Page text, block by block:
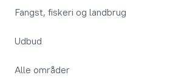
Fangst, fiskeri og landbrug
Udbud
Alle områder